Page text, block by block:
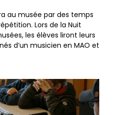
au musée par des temps
Lors de la Nuit
les élèves liront leurs
d’un musicien en MAO et